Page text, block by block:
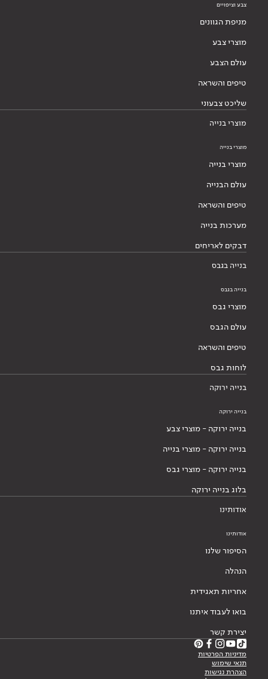
צבע וציפויים
מניפת הגוונים
מוצרי צבע
עולם הצבע
טיפים והשראה
שליכט צבעוני
מוצרי בנייה
מוצרי בנייה
מוצרי בנייה
עולם הבנייה
טיפים והשראה
מערכות בנייה
דבקים לאריחים
בנייה בגבס
בנייה בגבס
מוצרי גבס
עולם הגבס
טיפים והשראה
לוחות גבס
בנייה ירוקה
בנייה ירוקה
בנייה ירוקה - מוצרי צבע
בנייה ירוקה - מוצרי בנייה
בנייה ירוקה - מוצרי גבס
בלוג בנייה ירוקה
אודותינו
אודותינו
הסיפור שלנו
הנהלה
אחריות תאגידית
בואו לעבוד איתנו
יצירת קשר
מדיניות הפרטיות
תנאי שימוש
הצהרת נגישות